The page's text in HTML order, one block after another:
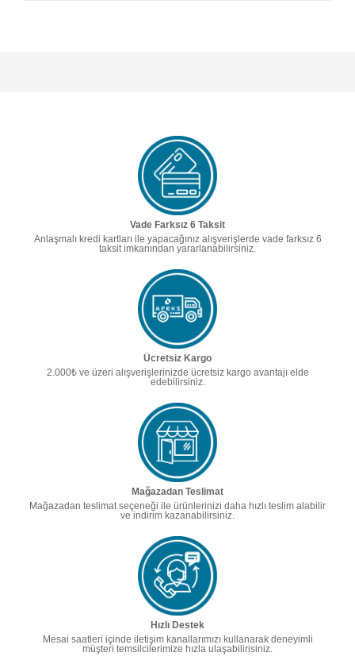
Vade Farksız 6 Taksit
Anlaşmalı kredi kartları ile yapacağınız alışverişlerde vade farksız 6
taksit imkanından yararlanabilirsiniz.
Ücretsiz Kargo
2.000₺ ve üzeri alışverişlerinizde ücretsiz kargo avantajı elde
edebilirsiniz.
Mağazadan Teslimat
Mağazadan teslimat seçeneği ile ürünlerinizi daha hızlı teslim alabilir
ve indirim kazanabilirsiniz.
Hızlı Destek
Mesai saatleri içinde iletişim kanallarımızı kullanarak deneyimli
müşteri temsilcilerimize hızla ulaşabilirisiniz.